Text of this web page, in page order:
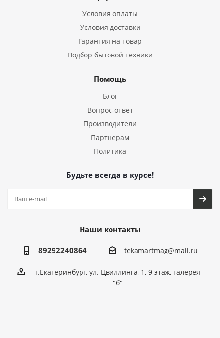
Условия оплаты
Условия доставки
Гарантия на товар
Подбор бытовой техники
Помощь
Блог
Вопрос-ответ
Производители
Партнерам
Политика
Будьте всегда в курсе!
Наши контакты
89292240864 tekamartmag@mail.ru
г.Екатеринбург, ул. Цвиллинга, 1, 9 этаж, галерея
"б"